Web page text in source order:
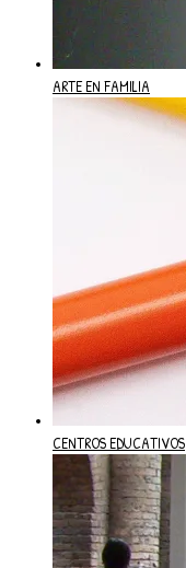
ARTE EN FAMILIA
CENTROS EDUCATIVOS